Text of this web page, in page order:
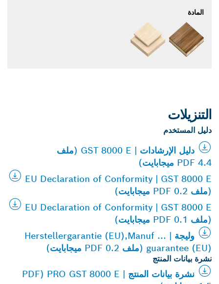
المادة
التنزيلات
دليل المستخدم
دليل الإرشادات | GST 8000 E (ملف
PDF 4.4 ميجابايت)
EU Declaration of Conformity | GST 8000 E
(ملف PDF 0.2 ميجابايت)
EU Declaration of Conformity | GST 8000 E
(ملف PDF 0.1 ميجابايت)
وليجة | Herstellergarantie (EU),Manuf ...
guarantee (EU) (ملف PDF 0.2 ميجابايت)
نشرة بيانات المنتج
نشرة بيانات المنتج | PRO GST 8000 E (PDF